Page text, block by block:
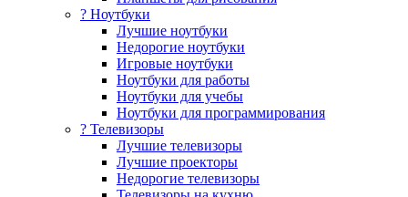
? Ноутбуки
Лучшие ноутбуки
Недорогие ноутбуки
Игровые ноутбуки
Ноутбуки для работы
Ноутбуки для учебы
Ноутбуки для программирования
? Телевизоры
Лучшие телевизоры
Лучшие проекторы
Недорогие телевизоры